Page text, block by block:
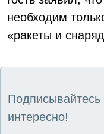
необходим
«ракеты и
интересно!